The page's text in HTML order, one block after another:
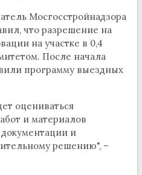
Мосгосстройнадзора
что разрешение на
на участке в 0,4
После начала
программу выездных
оцениваться
и материалов
и
решению", –